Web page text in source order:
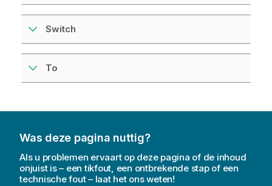
Switch
To
Was deze pagina nuttig?
Als u problemen ervaart op deze pagina of de inhoud
onjuist is – een tikfout, een ontbrekende stap of een
technische fout – laat het ons weten!